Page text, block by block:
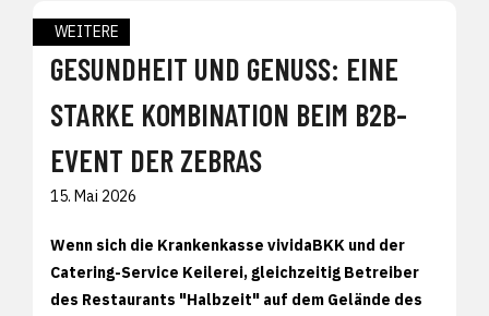
WEITERE
GESUNDHEIT UND GENUSS: EINE
STARKE KOMBINATION BEIM B2B-
EVENT DER ZEBRAS
15. Mai 2026
Wenn sich die Krankenkasse vividaBKK und der
Catering-Service Keilerei, gleichzeitig Betreiber
des Restaurants "Halbzeit" auf dem Gelände des